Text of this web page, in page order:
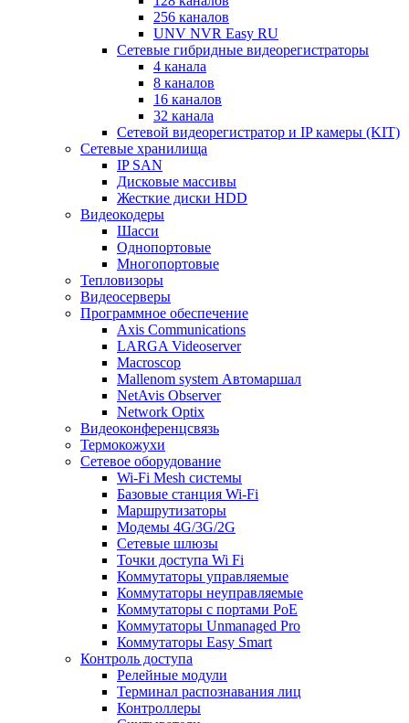
256 каналов
UNV NVR Easy RU
Сетевые гибридные видеорегистраторы
4 канала
8 каналов
16 каналов
32 канала
Сетевой видеорегистратор и IP камеры (KIT)
Сетевые хранилища
IP SAN
Дисковые массивы
Жесткие диски HDD
Видеокодеры
Шасси
Однопортовые
Многопортовые
Тепловизоры
Видеосерверы
Программное обеспечение
Axis Communications
LARGA Videoserver
Macroscop
Mallenom system Автомаршал
NetAvis Observer
Network Optix
Видеоконференцсвязь
Термокожухи
Сетевое оборудование
Wi-Fi Mesh системы
Базовые станция Wi-Fi
Маршрутизаторы
Модемы 4G/3G/2G
Сетевые шлюзы
Точки доступа Wi Fi
Коммутаторы управляемые
Коммутаторы неуправляемые
Коммутаторы с портами PoE
Коммутаторы Unmanaged Pro
Коммутаторы Easy Smart
Контроль доступа
Релейные модули
Терминал распознавания лиц
Контроллеры